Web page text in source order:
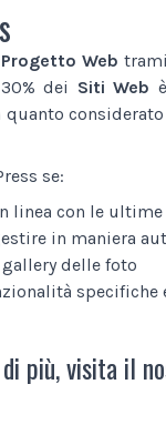
Progetto Web
dei Siti Web
quanto
se:
linea con le
in maniera
delle foto
più, visita il